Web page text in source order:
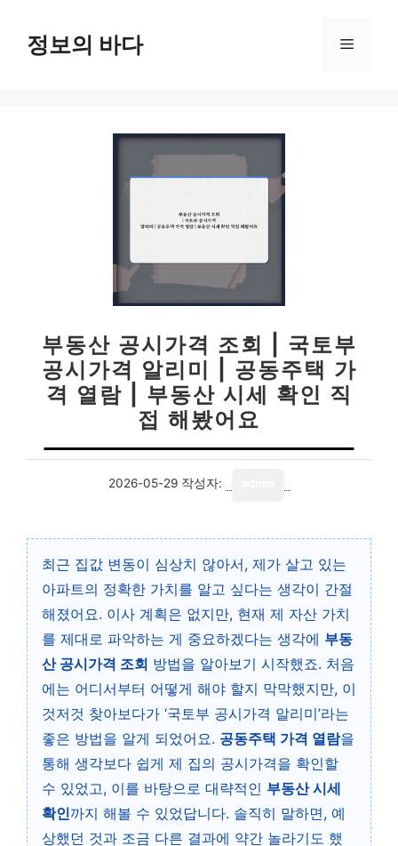
정보의 바다 메
부동산 공시가격 조회 | 국토부
공시가격 알리미 | 공동주택 가
격 열람 | 부동산 시세 확인 직
접 해봤어요
2026-05-29 작성자:
최근 집값 변동이 심상치 않아서, 제가 살고 있는
아파트의 정확한 가치를 알고 싶다는 생각이 간절
해졌어요. 이사 계획은 없지만, 현재 제 자산 가치
를 제대로 파악하는 게 중요하겠다는 생각에 부동
산 공시가격 조회 방법을 알아보기 시작했죠. 처음
에는 어디서부터 어떻게 해야 할지 막막했지만, 이
것저것 찾아보다가 ‘국토부 공시가격 알리미’라는
좋은 방법을 알게 되었어요. 공동주택 가격 열람을
통해 생각보다 쉽게 제 집의 공시가격을 확인할
수 있었고, 이를 바탕으로 대략적인 부동산 시세
확인까지 해볼 수 있었답니다. 솔직히 말하면, 예
상했던 것과 조금 다른 결과에 약간 놀라기도 했